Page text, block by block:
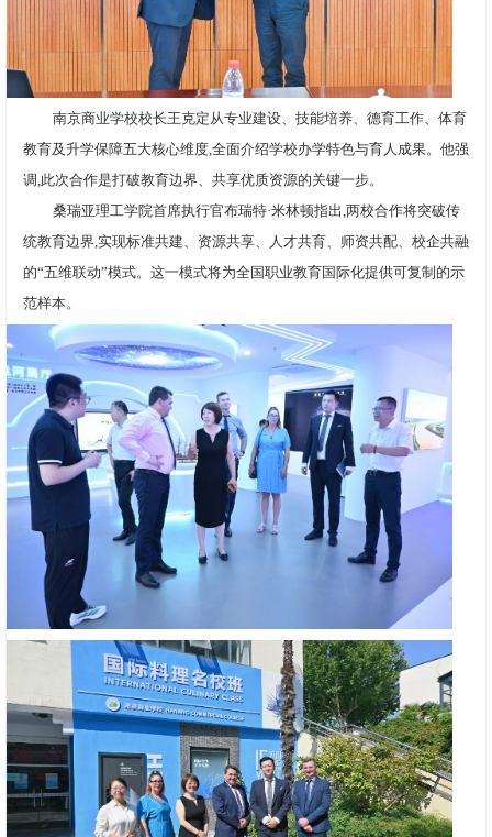
南京商业学校校长王克定从专业建设、技能培养、德育工作、体育
教育及升学保障五大核心维度,全面介绍学校办学特色与育人成果。他强
调,此次合作是打破教育边界、共享优质资源的关键一步。
桑瑞亚理工学院首席执行官布瑞特·米林顿指出,两校合作将突破传
统教育边界,实现标准共建、资源共享、人才共育、师资共配、校企共融
的“五维联动”模式。这一模式将为全国职业教育国际化提供可复制的示
范样本。